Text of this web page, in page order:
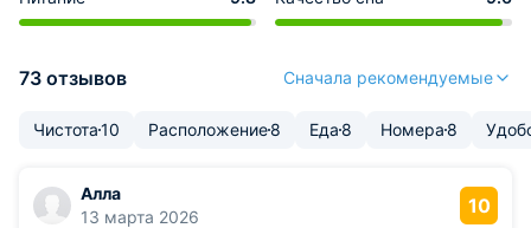
73 отзывов Сначала рекомендуемые
Чистота10 Расположение8 Еда 8 Номера 8
Алла
13 марта 2026
10